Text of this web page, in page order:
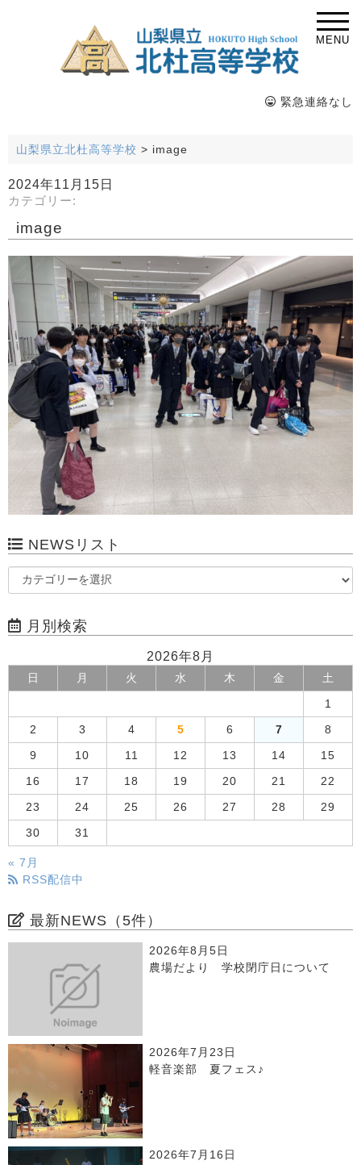
MENU
緊急連絡なし
山梨県立北杜高等学校 > image
2024年11月15日
カテゴリー:
image
NEWSリスト
月別検索
2026年8月
日 月 火 水 木 金 土
1
2 3 4 5 6 7 8
9 10 11 12 13 14 15
16 17 18 19 20 21 22
23 24 25 26 27 28 29
30 31
« 7月
RSS配信中
最新NEWS（5件）
2026年8月5日
農場だより 学校閉庁日について
2026年7月23日
軽音楽部 夏フェス♪
2026年7月16日